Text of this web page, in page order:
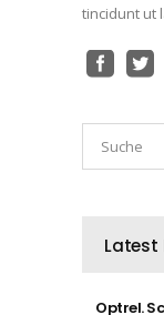
tincidunt ut
Latest
Optrel.